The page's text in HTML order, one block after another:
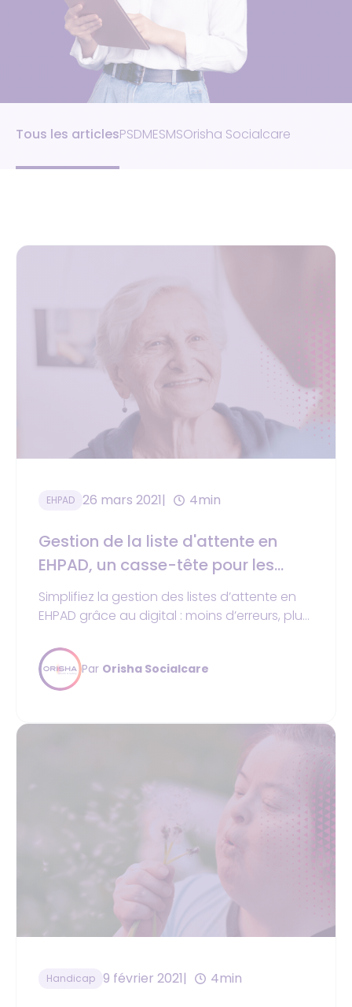
Tous les articlesPSDMESMSOrisha Socialcare
EHPAD 26 mars 2021 4min
Gestion de la liste d'attente en
EHPAD, un casse-tête pour les
établissements ?
Simplifiez la gestion des listes d’attente en
EHPAD grâce au digital : moins d’erreurs, plus
Par Orisha Socialcare
Handicap 9 février 2021 4min